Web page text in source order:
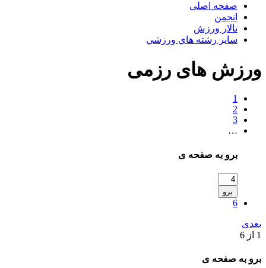
صفحه اصلی
انجمن
تالار ورزش
ساير رشته هاي ورزشي
ورزش های رزمی
1
2
3
…
برو به صفحه ی
برو
6
بعدی
1 از 6
برو به صفحه ی